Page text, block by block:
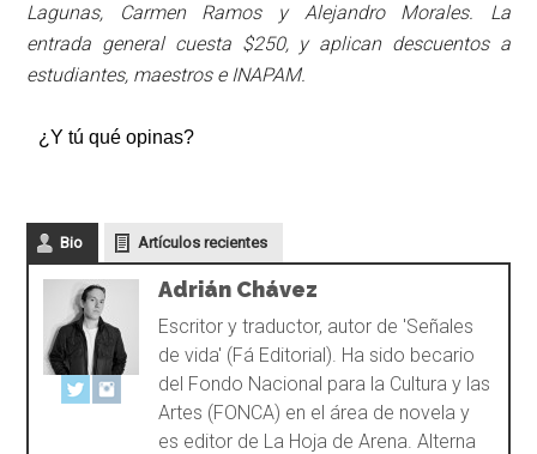
Lagunas, Carmen Ramos y Alejandro Morales. La
entrada general cuesta $250, y aplican descuentos a
estudiantes, maestros e INAPAM.
¿Y tú qué opinas?
Bio Artículos recientes
Adrián Chávez
Escritor y traductor, autor de 'Señales
de vida' (Fá Editorial). Ha sido becario
del Fondo Nacional para la Cultura y las
Artes (FONCA) en el área de novela y
es editor de La Hoja de Arena. Alterna